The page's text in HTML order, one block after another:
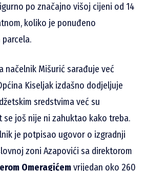
po značajno višoj cijeni od 14
koliko je ponuđeno
načelnik Mišurić sarađuje već
Kiseljak izdašno dodjeljuje
sredstvima već su
još nije ni zahuktao kako treba.
je potpisao ugovor o izgradnji
zoni Azapovići sa direktorom
Omeragićemvrijedan oko 260